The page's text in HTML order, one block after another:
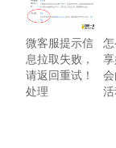
微客服提示信
息拉取失败，
请返回重试！
处理